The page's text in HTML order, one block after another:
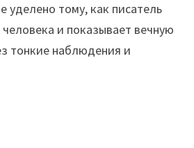
уделено тому, как писатель
человека и показывает вечную
тонкие наблюдения и